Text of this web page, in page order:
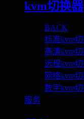
kvm切换器
BACK
标准kvm
高清kvm
远程kvm
网络kvm
数字kvm
服务